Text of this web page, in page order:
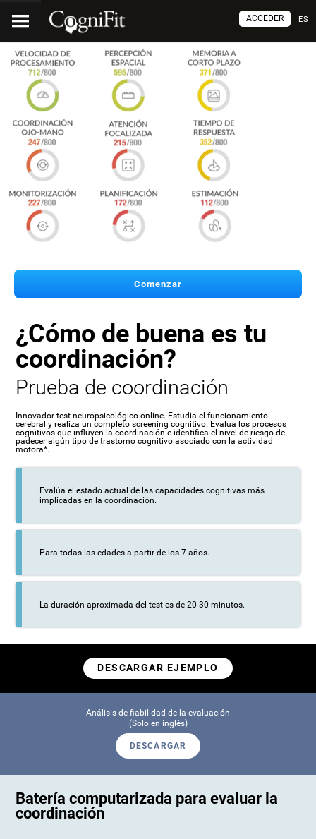
ES
ACCEDER
Comenzar
¿Cómo de buena es tu
coordinación?
Prueba de coordinación
Innovador test neuropsicológico online. Estudia el funcionamiento
cerebral y realiza un completo screening cognitivo. Evalúa los procesos
cognitivos que influyen la coordinación e identifica el nivel de riesgo de
padecer algún tipo de trastorno cognitivo asociado con la actividad
motora*.
Evalúa el estado actual de las capacidades cognitivas más
implicadas en la coordinación.
Para todas las edades a partir de los 7 años.
La duración aproximada del test es de 20-30 minutos.
DESCARGAR EJEMPLO
Análisis de fiabilidad de la evaluación
(Solo en inglés)
DESCARGAR
Batería computarizada para evaluar la
coordinación